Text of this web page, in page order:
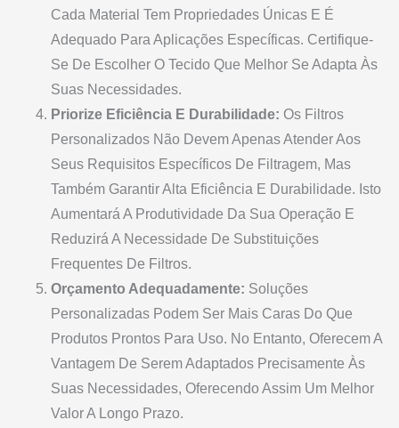
Cada Material Tem Propriedades Únicas E É
Adequado Para Aplicações Específicas. Certifique-
Se De Escolher O Tecido Que Melhor Se Adapta Às
Suas Necessidades.
Priorize Eficiência E Durabilidade: Os Filtros
Personalizados Não Devem Apenas Atender Aos
Seus Requisitos Específicos De Filtragem, Mas
Também Garantir Alta Eficiência E Durabilidade. Isto
Aumentará A Produtividade Da Sua Operação E
Reduzirá A Necessidade De Substituições
Frequentes De Filtros.
Orçamento Adequadamente: Soluções
Personalizadas Podem Ser Mais Caras Do Que
Produtos Prontos Para Uso. No Entanto, Oferecem A
Vantagem De Serem Adaptados Precisamente Às
Suas Necessidades, Oferecendo Assim Um Melhor
Valor A Longo Prazo.